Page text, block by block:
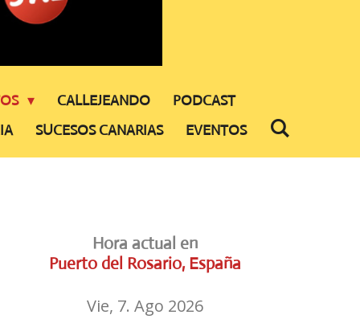
CALLEJEANDO
PODCAST
SUCESOS CANARIAS EVENTOS
Hora actual en
Puerto del Rosario, España